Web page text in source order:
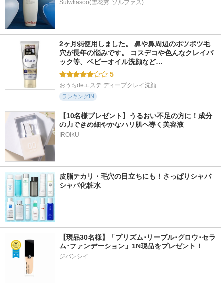
2ヶ月弱使用しました。 鼻や鼻周辺のポツポツ毛
穴が長年の悩みです。 コスデコや色んなクレイパ
ック等、ベビーオイル洗顔など…
5
おうちdeエステ ディープクレイ洗顔
ランキングIN
【10名様プレゼント】うるおい不足の方に！成分
の力できめ細やかなハリ肌へ導く美容液
IROIKU
皮脂テカリ・毛穴の目立ちにも！さっぱりシャバ
シャバ化粧水
【現品30名様】「プリズム･リーブル･グロウ･セラ
ジバンシイ